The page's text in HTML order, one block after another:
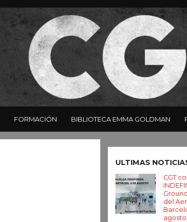
FORMACIÓN BIBLIOTECA EMMA GOLDMAN
ULTIMAS
CGT
del
agosto